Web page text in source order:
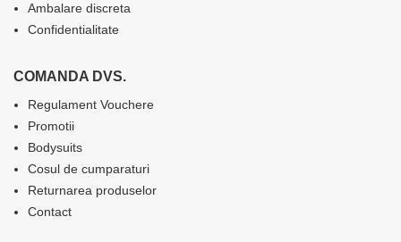
Ambalare discreta
Confidentialitate
COMANDA DVS.
Regulament Vouchere
Promotii
Bodysuits
Cosul de cumparaturi
Returnarea produselor
Contact